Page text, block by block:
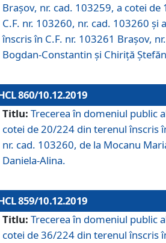
Brașov, nr. cad. 103259, a cotei
C.F. nr. 103260, nr. cad. 103260 și
înscris în C.F. nr. 103261 Brașov,
Bogdan-Constantin și Chiriță
860/10.12.2019
Titlu: Trecerea în domeniul public
cotei de 20/224 din terenul înscris
nr. cad. 103260, de la Mocanu
Daniela-Alina.
859/10.12.2019
Titlu: Trecerea în domeniul public
cotei de 36/224 din terenul înscris